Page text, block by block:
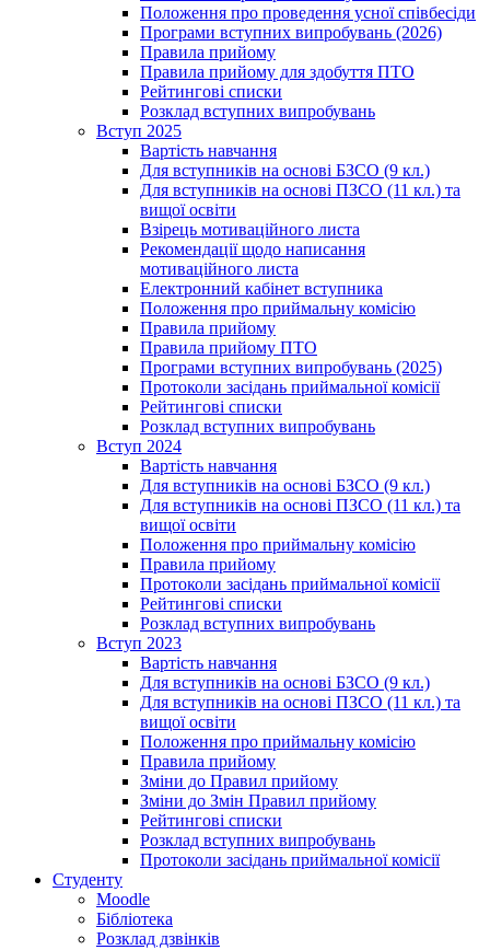
Положення про проведення усної співбесіди
Програми вступних випробувань (2026)
Правила прийому
Правила прийому для здобуття ПТО
Рейтингові списки
Розклад вступних випробувань
Вступ 2025
Вартість навчання
Для вступників на основі БЗСО (9 кл.)
Для вступників на основі ПЗСО (11 кл.) та
вищої освіти
Взірець мотиваційного листа
Рекомендації щодо написання
мотиваційного листа
Електронний кабінет вступника
Положення про приймальну комісію
Правила прийому
Правила прийому ПТО
Програми вступних випробувань (2025)
Протоколи засідань приймальної комісії
Рейтингові списки
Розклад вступних випробувань
Вступ 2024
Вартість навчання
Для вступників на основі БЗСО (9 кл.)
Для вступників на основі ПЗСО (11 кл.) та
вищої освіти
Положення про приймальну комісію
Правила прийому
Протоколи засідань приймальної комісії
Рейтингові списки
Розклад вступних випробувань
Вступ 2023
Вартість навчання
Для вступників на основі БЗСО (9 кл.)
Для вступників на основі ПЗСО (11 кл.) та
вищої освіти
Положення про приймальну комісію
Правила прийому
Зміни до Правил прийому
Зміни до Змін Правил прийому
Рейтингові списки
Розклад вступних випробувань
Протоколи засідань приймальної комісії
Студенту
Moodle
Бібліотека
Розклад дзвінків